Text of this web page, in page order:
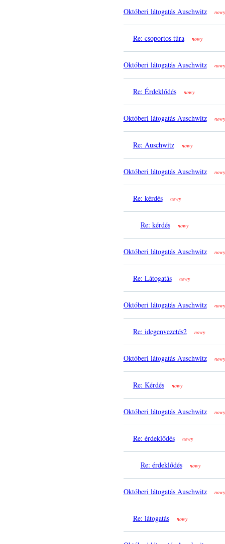
Októberi látogatás Auschwitz nowy
Re: csoportos túra nowy
Októberi látogatás Auschwitz nowy
Re: Érdeklődés nowy
Októberi látogatás Auschwitz nowy
Re: Auschwitz nowy
Októberi látogatás Auschwitz nowy
Re: kérdés nowy
Re: kérdés nowy
Októberi látogatás Auschwitz nowy
Re: Látogatás nowy
Októberi látogatás Auschwitz nowy
Re: idegenvezetés2 nowy
Októberi látogatás Auschwitz nowy
Re: Kérdés nowy
Októberi látogatás Auschwitz nowy
Re: érdeklődés nowy
Re: érdeklődés nowy
Októberi látogatás Auschwitz nowy
Re: látogatás nowy